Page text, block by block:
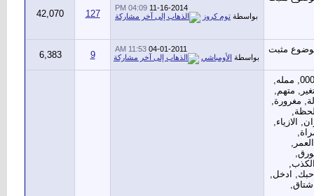
11-16-2014
04:09 PM
بواسطة توم كروز 127
42,070
04-01-2011
11:53 AM
بواسطة الأومباشي 9
6,383